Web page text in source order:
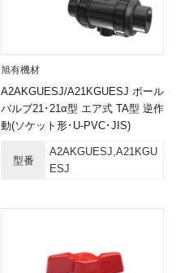
旭有機材
A2AKGUESJ/A21KGUESJ ボール
バルブ21･21α型 エア式 TA型 逆作
動(ソケット形･U-PVC･JIS)
型番
A2AKGUESJ,A21KGU
ESJ